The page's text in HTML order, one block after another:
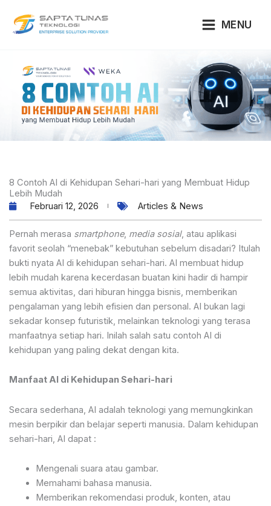
konten
MENU
8 Contoh AI di Kehidupan Sehari-hari yang Membuat Hidup
Lebih Mudah
Februari 12, 2026
Articles & News
Pernah merasa smartphone, media sosial, atau aplikasi
favorit seolah “menebak” kebutuhan sebelum disadari? Itulah
bukti nyata AI di kehidupan sehari-hari. AI membuat hidup
lebih mudah karena kecerdasan buatan kini hadir di hampir
semua aktivitas, dari hiburan hingga bisnis, memberikan
pengalaman yang lebih efisien dan personal. AI bukan lagi
sekadar konsep futuristik, melainkan teknologi yang terasa
manfaatnya setiap hari. Inilah salah satu contoh AI di
kehidupan yang paling dekat dengan kita.
Manfaat AI di Kehidupan Sehari-hari
Secara sederhana, AI adalah teknologi yang memungkinkan
mesin berpikir dan belajar seperti manusia. Dalam kehidupan
sehari-hari, AI dapat :
Mengenali suara atau gambar.
Memahami bahasa manusia.
Memberikan rekomendasi produk, konten, atau